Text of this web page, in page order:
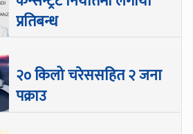
प्रतिबन्ध
२० किलो चरेससहित २ जना
पक्राउ